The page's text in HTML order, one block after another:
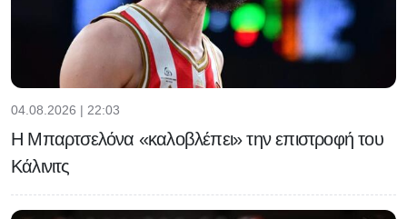
04.08.2026 | 22:03
Η Μπαρτσελόνα «καλοβλέπει» την επιστροφή του
Κάλινιτς